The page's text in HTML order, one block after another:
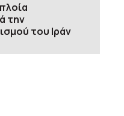
την
του Ιράν